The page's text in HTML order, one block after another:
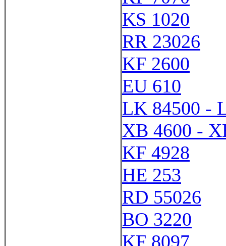
KS 1020
RR 23026
KF 2600
EU 610
LK 84500 -
XB 4600 -
KF 4928
HE 253
RD 55026
BO 3220
KF 8097